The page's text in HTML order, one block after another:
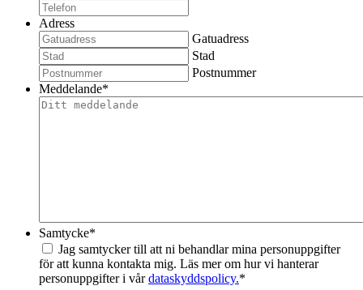
Adress
Gatuadress
Stad
Postnummer
Meddelande*
Samtycke*
Jag samtycker till att ni behandlar mina personuppgifter
för att kunna kontakta mig. Läs mer om hur vi hanterar
personuppgifter i vårdataskyddspolicy.*